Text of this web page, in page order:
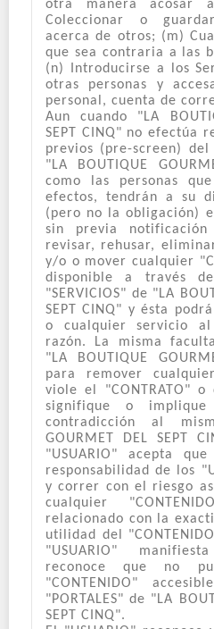
otra manera acosar
Coleccionar o
acerca de otros; (m)
que sea contraria a las
(n) Introducirse a los
otras personas y
personal, cuenta de
Aun cuando "LA
SEPT CINQ" no efectúa
previos (pre-screen) del
"LA BOUTIQUE
como las personas
efectos, tendrán a su
(pero no la obligación)
sin previa notificación
revisar, rehusar,
y/o o mover cualquier
disponible a través de
"SERVICIOS" de "LA
SEPT CINQ" y ésta
o cualquier servicio al
razón. La misma
"LA BOUTIQUE
para remover
viole el "CONTRATO"
signifique o
contradicción al
GOURMET DEL SEPT
"USUARIO" acepta
responsabilidad de los
y correr con el riesgo
cualquier
relacionado con la
utilidad del
"USUARIO"
reconoce que no
"CONTENIDO"
"PORTALES" de "LA
SEPT CINQ".